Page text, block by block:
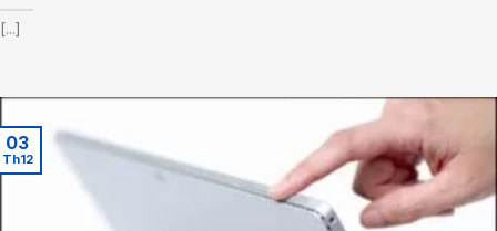
[...]
03
Th12